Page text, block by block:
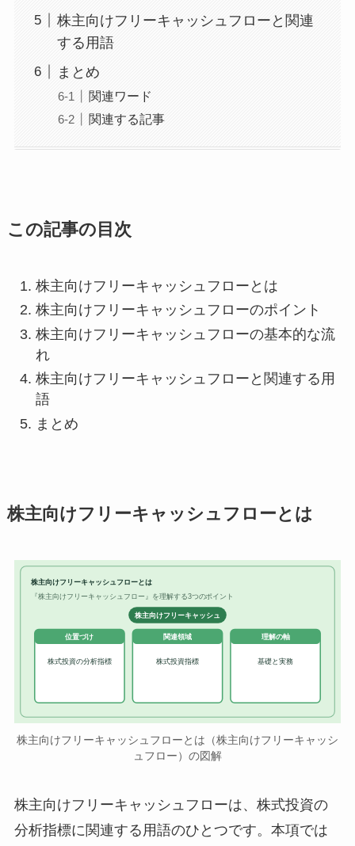
株主向けフリーキャッシュフローと関連
する用語
まとめ
関連ワード
関連する記事
この記事の目次
株主向けフリーキャッシュフローとは
株主向けフリーキャッシュフローのポイント
株主向けフリーキャッシュフローの基本的な流
れ
株主向けフリーキャッシュフローと関連する用
語
まとめ
株主向けフリーキャッシュフローとは
株主向けフリーキャッシュフローとは
『株主向けフリーキャッシュフロー』を理解する3つのポイント
株主向けフリーキャッシュ
位置づけ
株式投資の分析指標
関連領域
株式投資指標
理解の軸
基礎と実務
株主向けフリーキャッシュフローとは（株主向けフリーキャッシ
ュフロー）の図解
株主向けフリーキャッシュフローは、株式投資の
分析指標に関連する用語のひとつです。本項では